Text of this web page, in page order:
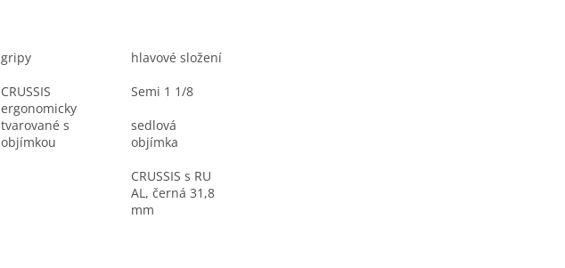
gripy
CRUSSIS
ergonomicky
tvarované s
objímkou
hlavové složení
Semi 1 1/8
sedlová
objímka
CRUSSIS s RU
AL, černá 31,8
mm